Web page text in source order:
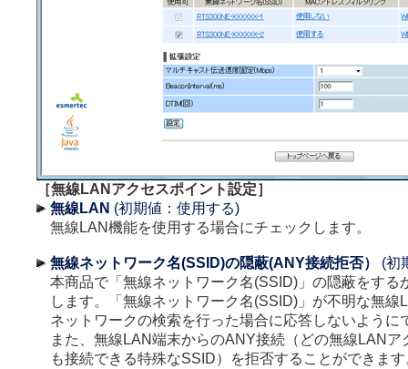
［無線LANアクセスポイント設定］
無線LAN (初期値：使用する)
無線LAN機能を使用する場合にチェックします。
無線ネットワーク名(SSID)の隠蔽(ANY接続拒否）
(初
本商品で「無線ネットワーク名(SSID)」の隠蔽をする
します。「無線ネットワーク名(SSID)」が不明な無線
ネットワークの検索を行った場合に応答しないように
また、無線LAN端末からのANY接続（どの無線LANア
も接続できる特殊なSSID）を拒否することができます